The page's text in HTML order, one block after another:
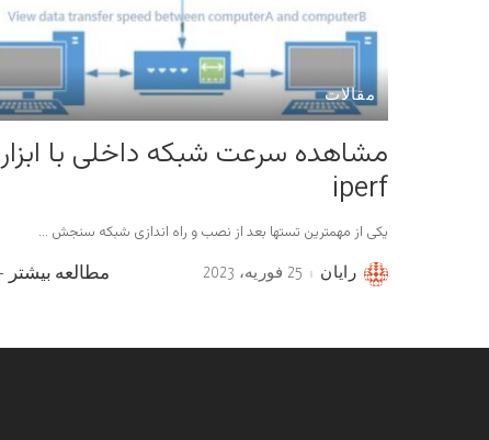
مقالات
مشاهده سرعت شبکه داخلی با ابزار
iperf
یکی از مهمترین تستها بعد از نصب و راه اندازی شبکه سنجش ...
Postedرایان 25 فوریه، 2023 مطالعه بیشتر